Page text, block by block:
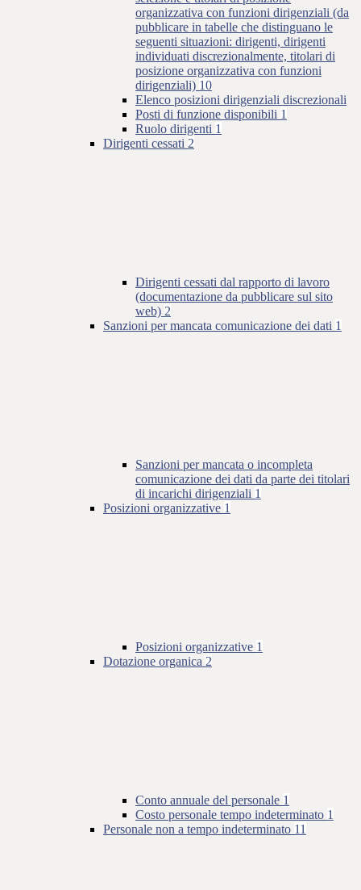
organizzativa con funzioni dirigenziali (da
pubblicare in tabelle che distinguano le
seguenti situazioni: dirigenti, dirigenti
individuati discrezionalmente, titolari di
posizione organizzativa con funzioni
dirigenziali) 10
Elenco posizioni dirigenziali discrezionali
Posti di funzione disponibili 1
Ruolo dirigenti 1
Dirigenti cessati 2
Dirigenti cessati dal rapporto di lavoro
(documentazione da pubblicare sul sito
web) 2
Sanzioni per mancata comunicazione dei dati 1
Sanzioni per mancata o incompleta
comunicazione dei dati da parte dei titolari
di incarichi dirigenziali 1
Posizioni organizzative 1
Posizioni organizzative 1
Dotazione organica 2
Conto annuale del personale 1
Costo personale tempo indeterminato 1
Personale non a tempo indeterminato 11